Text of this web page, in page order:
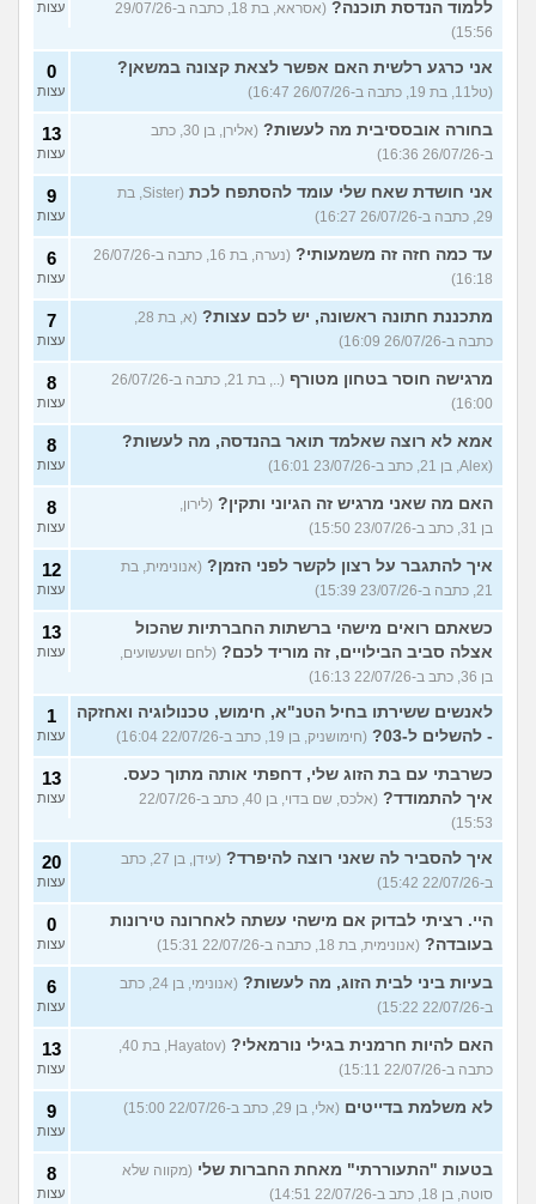
ללמוד הנדסת תוכנה?
(אסראא, בת 18, כתבה ב-29/07/26
15:56)
עצות
אני כרגע רלשית האם אפשר לצאת קצונה במשאן?
(טל11, בת 19, כתבה ב-26/07/26 16:47)
0
עצות
בחורה אובססיבית מה לעשות?
(אלירן, בן 30, כתב
ב-26/07/26 16:36)
13
עצות
אני חושדת שאח שלי עומד להסתפח לכת
(Sister, בת
29, כתבה ב-26/07/26 16:27)
9
עצות
עד כמה חזה זה משמעותי?
(נערה, בת 16, כתבה ב-26/07/26
16:18)
6
עצות
מתכננת חתונה ראשונה, יש לכם עצות?
כתבה ב-26/07/26 16:09)
7
עצות
מרגישה חוסר בטחון מטורף
(.., בת 21, כתבה ב-26/07/26
16:00)
8
עצות
אמא לא רוצה שאלמד תואר בהנדסה, מה לעשות?
(Alex, בן 21, כתב ב-23/07/26 16:01)
8
עצות
האם מה שאני מרגיש זה הגיוני ותקין? (לירון,
בן 31, כתב ב-23/07/26 15:50)
8
עצות
איך להתגבר על רצון לקשר לפני הזמן? (אנונימית, בת
21, כתבה ב-23/07/26 15:39)
12
עצות
כשאתם רואים מישהי ברשתות החברתיות שהכול
אצלה סביב הבילויים, זה מוריד לכם? (לחם ושעשועים,
בן 36, כתב ב-22/07/26 16:13)
13
עצות
לאנשים ששירתו בחיל הטנ"א, חימוש, טכנולוגיה ואחזקה
- להשלים ל-03?
(חימושניק, בן 19, כתב ב-22/07/26 16:04)
1
עצות
כשרבתי עם בת הזוג שלי, דחפתי אותה מתוך כעס.
איך להתמודד?
(אלכס, שם בדוי, בן 40, כתב ב-22/07/26
15:53)
13
עצות
איך להסביר לה שאני רוצה להיפרד?
(עידן, בן 27, כתב
ב-22/07/26 15:42)
20
עצות
היי. רציתי לבדוק אם מישהי עשתה לאחרונה טירונות
בעובדה? (אנונימית, בת 18, כתבה ב-22/07/26 15:31)
0
עצות
בעיות ביני לבית הזוג, מה לעשות?
(אנונימי, בן 24, כתב
ב-22/07/26 15:22)
6
עצות
האם להיות חרמנית בגילי נורמאלי?
כתבה ב-22/07/26 15:11)
13
עצות
לא משלמת בדייטים (אלי, בן 29, כתב ב-22/07/26 15:00) 9
עצות
בטעות "התעוררתי" מאחת החברות שלי (מקווה שלא
סוטה, בן 18, כתב ב-22/07/26 14:51)
8
עצות